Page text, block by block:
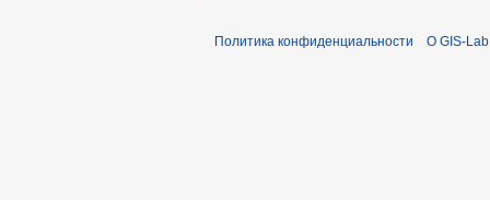
Политика конфиденциальности О GIS-Lab